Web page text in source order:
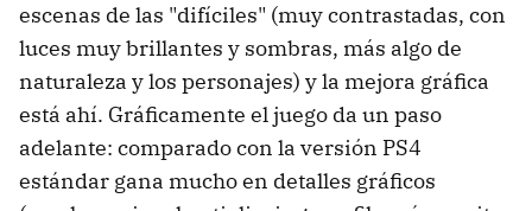
escenas de las "difíciles" (muy contrastadas, con
luces muy brillantes y sombras, más algo de
naturaleza y los personajes) y la mejora gráfica
está ahí. Gráficamente el juego da un paso
adelante: comparado con la versión PS4
estándar gana mucho en detalles gráficos